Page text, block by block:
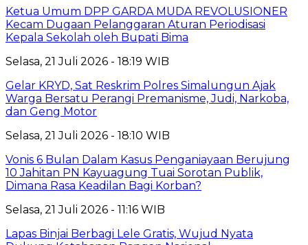
Ketua Umum DPP GARDA MUDA REVOLUSIONER
Kecam Dugaan Pelanggaran Aturan Periodisasi
Kepala Sekolah oleh Bupati Bima
Selasa, 21 Juli 2026 - 18:19 WIB
Gelar KRYD, Sat Reskrim Polres Simalungun Ajak
Warga Bersatu Perangi Premanisme, Judi, Narkoba,
dan Geng Motor
Selasa, 21 Juli 2026 - 18:10 WIB
Vonis 6 Bulan Dalam Kasus Penganiayaan Berujung
10 Jahitan PN Kayuagung Tuai Sorotan Publik,
Dimana Rasa Keadilan Bagi Korban?
Selasa, 21 Juli 2026 - 11:16 WIB
Lapas Binjai Berbagi Lele Gratis, Wujud Nyata